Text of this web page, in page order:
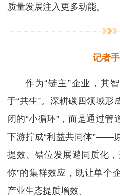
质量发展注入更多动能。
记者
作为“链主”企业，其
于“共生”。深耕碳四领域形
闭的“小循环”，而是通过管
下游拧成“利益共同体”——
提效、错位发展避同质化
你”的集群效应，既让单个
产业生态提质增效。